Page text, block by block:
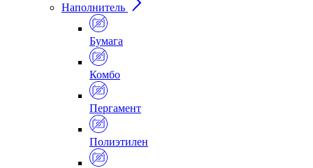
Наполнитель
Бумага
Комбо
Пергамент
Полиэтилен